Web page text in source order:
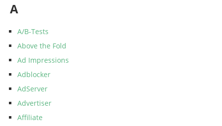
A
A/B-Tests
Above the Fold
Ad Impressions
Adblocker
AdServer
Advertiser
Affiliate